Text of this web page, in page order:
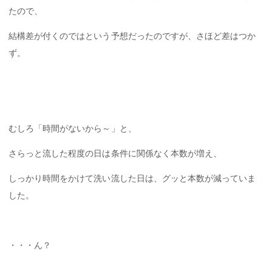
たので、
結構差が付くのではという予想だったのですが、さほど差はつか
ず。
むしろ「時間がないから～」と、
さらっと流した程度の日は条件に関係なく本数が増え、
しっかり時間をかけて洗い流した日は、グッと本数が減っていま
した。
・・・ん？